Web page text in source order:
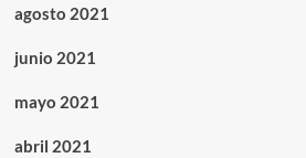
agosto 2021
junio 2021
mayo 2021
abril 2021